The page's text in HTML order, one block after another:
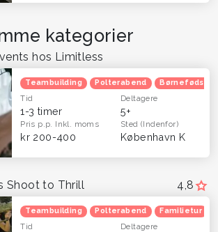
kategorier
hos Limitless
Teambuilding Polterabend
Tid
1-3 timer
Deltagere
5+
Pris p.p. Inkl. moms
kr 200-400
Sted(Indenfor)
København K
4,8
Shoot to Thrill
Teambuilding Polterabend Familietur
Tid Deltagere